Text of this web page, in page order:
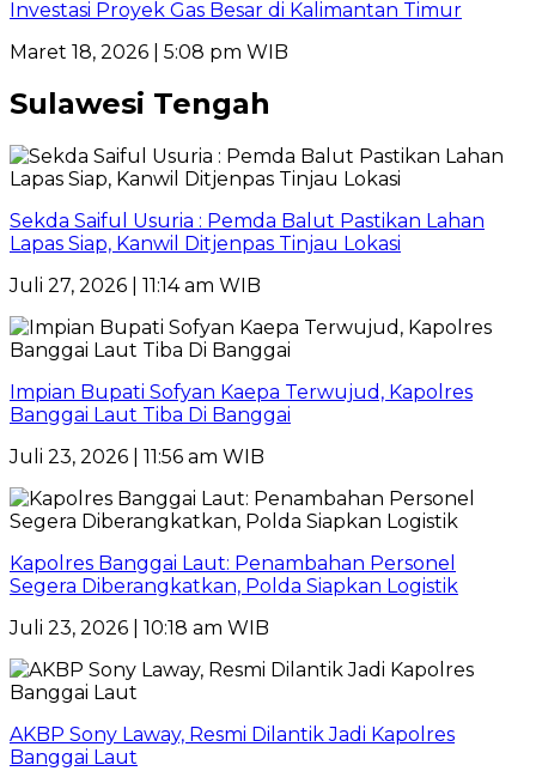
Investasi Proyek Gas Besar di Kalimantan Timur
Maret 18, 2026 | 5:08 pm WIB
Sulawesi Tengah
Sekda Saiful Usuria : Pemda Balut Pastikan Lahan
Lapas Siap, Kanwil Ditjenpas Tinjau Lokasi
Juli 27, 2026 | 11:14 am WIB
Impian Bupati Sofyan Kaepa Terwujud, Kapolres
Banggai Laut Tiba Di Banggai
Juli 23, 2026 | 11:56 am WIB
Kapolres Banggai Laut: Penambahan Personel
Segera Diberangkatkan, Polda Siapkan Logistik
Juli 23, 2026 | 10:18 am WIB
AKBP Sony Laway, Resmi Dilantik Jadi Kapolres
Banggai Laut